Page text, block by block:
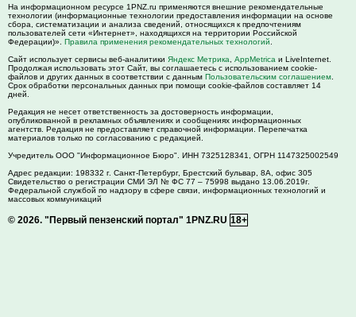
На информационном ресурсе 1PNZ.ru применяются внешние рекомендательные
технологии (информационные технологии предоставления информации на основе
сбора, систематизации и анализа сведений, относящихся к предпочтениям
пользователей сети «Интернет», находящихся на территории Российской
Федерации)». Правила применения рекомендательных технологий
Сайт использует сервисы веб-аналитики Яндекс Метрика AppMetrica и LiveInternet.
Продолжая использовать этот Сайт, вы соглашаетесь с использованием cookie-
файлов и других данных в соответствии с данным Пользовательским соглашением
Срок обработки персональных данных при помощи cookie-файлов составляет 14
дней.
Редакция не несет ответственность за достоверность информации,
опубликованной в рекламных объявлениях и сообщениях информационных
агентств. Редакция не предоставляет справочной информации. Перепечатка
материалов только по согласованию с редакцией.
Учредитель ООО "Информационное Бюро". ИНН 7325128341, ОГРН 1147325002549
Адрес редакции: 198332 г. Санкт-Петербург, Брестский бульвар, 8А, офис 305
Свидетельство о регистрации СМИ ЭЛ № ФС 77 – 75998 выдано 13.06.2019г.
Федеральной службой по надзору в сфере связи, информационных технологий и
массовых коммуникаций
© 2026. "Первый пензенский портал" 1PNZ.RU 18+